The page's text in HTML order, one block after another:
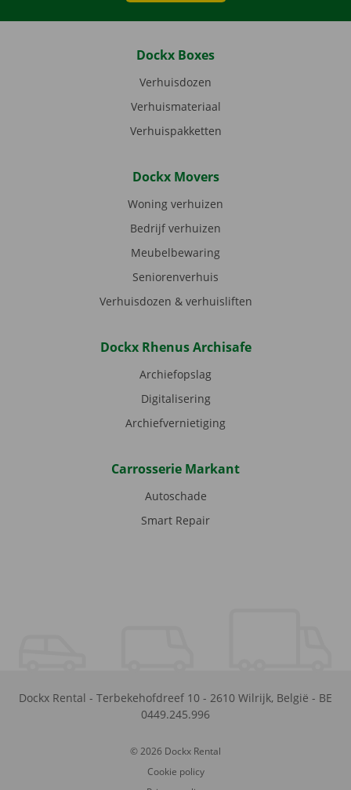
Dockx Boxes
Verhuisdozen
Verhuismateriaal
Verhuispakketten
Dockx Movers
Woning verhuizen
Bedrijf verhuizen
Meubelbewaring
Seniorenverhuis
Verhuisdozen & verhuisliften
Dockx Rhenus Archisafe
Archiefopslag
Digitalisering
Archiefvernietiging
Carrosserie Markant
Autoschade
Smart Repair
Dockx Rental - Terbekehofdreef 10 - 2610 Wilrijk, België - BE
0449.245.996
© 2026 Dockx Rental
Cookie policy